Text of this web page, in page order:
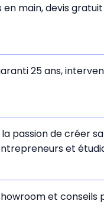
main, devis
25 ans,
passion de créer
et
et